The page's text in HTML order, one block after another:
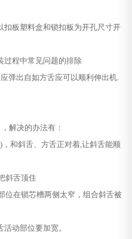
板塑料盒和锁扣板为开孔尺寸开
程中常见问题的排除
出自如方舌应可以顺利伸出机.
解决的办法有：
和斜舌、方舌正对着,让斜舌能顺
斜舌顶住
在锁芯槽两侧太窄，组合斜舌被
动部位要加宽。